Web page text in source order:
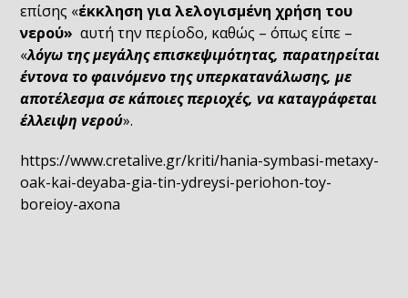
επίσης «έκκληση για λελογισμένη χρήση του
νερού» αυτή την περίοδο, καθώς – όπως είπε –
«λόγω της μεγάλης επισκεψιμότητας, παρατηρείται
έντονα το φαινόμενο της υπερκατανάλωσης, με
αποτέλεσμα σε κάποιες περιοχές, να καταγράφεται
έλλειψη νερού».
https://www.cretalive.gr/kriti/hania-symbasi-metaxy-
oak-kai-deyaba-gia-tin-ydreysi-periohon-toy-
boreioy-axona